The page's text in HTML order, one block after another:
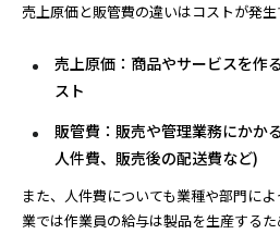
売上原価と販管費の違いはコストが発生
売上原価：商品やサービスを作
スト
販管費：販売や管理業務にかか
人件費、販売後の配送費など)
また、人件費についても業種や部門に
業では作業員の給与は製品を生産する